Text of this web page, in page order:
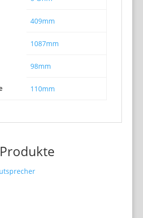
409mm
1087mm
98mm
110mm